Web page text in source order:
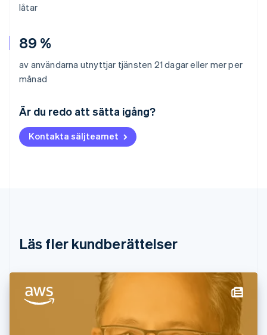
låtar
89 %
av användarna utnyttjar tjänsten 21 dagar eller mer per
månad
Är du redo att sätta igång?
Kontakta säljteamet
Läs fler kundberättelser
Belgien
NederlandsFrançaisDeutsch
Brasilien
PortuguêsEnglish
English
English
Frankrike
Förenade Arabemiraten